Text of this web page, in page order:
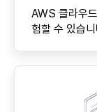
AWS 클라우
험할 수 있습